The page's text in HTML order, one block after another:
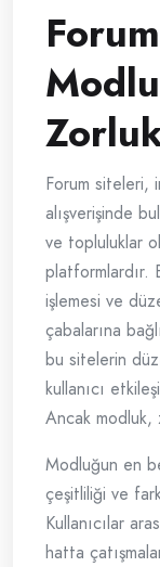
Forum siteleri,
alışverişinde
ve topluluklar
platformlardır.
işlemesi ve
çabalarına
bu sitelerin
kullanıcı
Ancak modluk,
Modluğun en
çeşitliliği ve
Kullanıcılar
hatta